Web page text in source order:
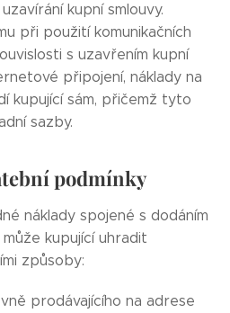
kupní smlouvy.
při použití komunikačních
s uzavřením kupní
připojení, náklady na
kupující sám, přičemž tyto
sazby.
podmínky
náklady spojené s dodáním
kupující uhradit
způsoby:
prodávajícího na adrese